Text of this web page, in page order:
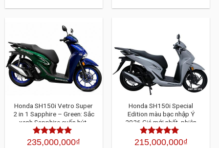
5 sao
sao
Honda SH150i Vetro Super
2 in 1 Sapphire – Green: Sắc
xanh Sapphire cuốn hút,
phiên bản giới hạn đáng sở
hữu
Được xếp
235,000,000₫
Honda SH150i Special
Edition màu bạc nhập Ý
2026 Giá mới nhất, phiên
bản Honda Moto Roma HMR
cao cấp
Được xếp
215,000,000₫